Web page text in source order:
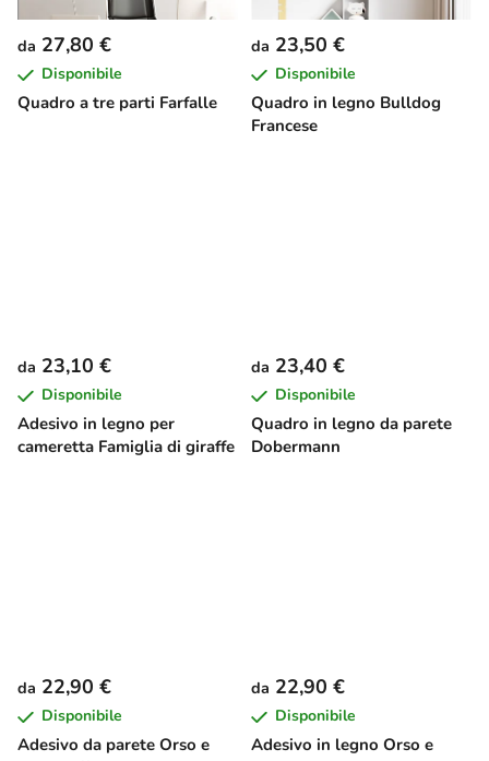
Quadro a tre parti Farfalle
da 27,80 €
Disponibile
Quadro in legno Bulldog
Francese
da 23,50 €
Disponibile
Adesivo in legno per
cameretta Famiglia di giraffe
da 23,10 €
Disponibile
Quadro in legno da parete
Dobermann
da 23,40 €
Disponibile
Adesivo da parete Orso e
da 22,90 €
Disponibile
Adesivo in legno Orso e
da 22,90 €
Disponibile